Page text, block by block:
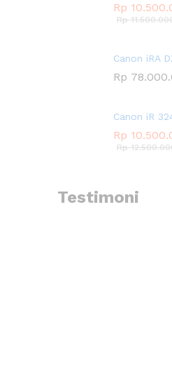
Rp
Rp
Canon iRA
Rp
Canon iR
Rp
Rp
Testimoni